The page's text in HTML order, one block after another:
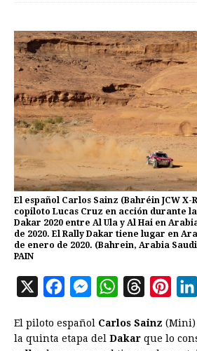
El español Carlos Sainz (Bahréin JCW X-
copiloto Lucas Cruz en acción durante
Dakar 2020 entre Al Ula y Al Hai en
de 2020. El Rally Dakar tiene lugar en
de enero de 2020. (Bahrein, Arabia
PAIN
X
c
M
s
W
a
r
n
El piloto español Carlos Sainz (Mini)
la quinta etapa del Dakar que lo